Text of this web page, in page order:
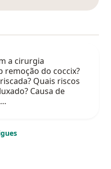
a cirurgia
remoção do coccix?
Quais riscos
Causa de